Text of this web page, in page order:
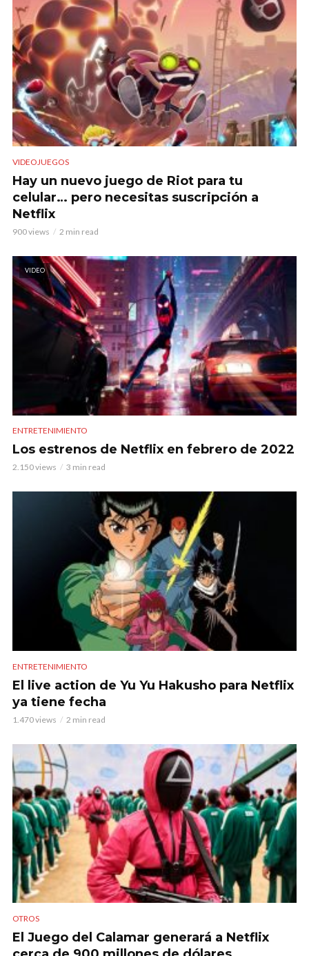
VIDEOJUEGOS
Hay un nuevo juego de Riot para tu
celular… pero necesitas suscripción a
Netflix
900 views 2 min read
VIDEO
ENTRETENIMIENTO
Los estrenos de Netflix en febrero de 2022
2.150 views 3 min read
ENTRETENIMIENTO
El live action de Yu Yu Hakusho para Netflix
ya tiene fecha
1.470 views 2 min read
OTROS
El Juego del Calamar generará a Netflix